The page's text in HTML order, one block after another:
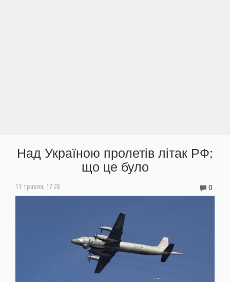
Над Україною пролетів літак РФ:
що це було
11 травня, 17:28 0